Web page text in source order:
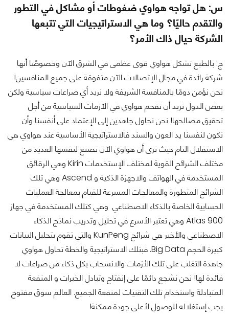
س: هل تواجه هواوي ضغوطات أو مشاكل في التطور
والتقدم حاليًا؟ وما هي الاستراتيجيات التي تتبعها
الشركة حيال ذاك الأمر؟
ج: بالطبع تشكل هواوي قوى عظمى في الشرق الآن وخصوصًا أنها
شركة رائدة في مجال الإتصالات الآن متفوقة على جميع المنافسين!
نحن نؤمن دومًا بالمنافسة الشريفة ولا نريد أي صراعات سياسية ولكن
بعض الدول تريد أن تقحم هواوي في الأزمات السياسية من أجل
تحقيق مصالحها! نحن نحاول جاهدين إلى الإعتماد على أنفسنا وأن
نكون لنفسنا يد العون والسند فالاستراتيجية الأساسية عند هواوي هي
الاستقلال التام حيث ترى أن هواوي الآن تصنع لنفسها العديد من
مختلف الشرائح القوية لمختلف الإستخدمات Kirin وهي الرقائق
المستخدمة في الهواتف والاجهزة الذكية و Ascend وهي تلك
الشرائح المتطورة والمعالجات المسرعة للقيام بمعالجة العمليات
الحسابية الخاصة بالذكاء الاصطناعي وهي كتلك المستخدمة في جهاز
Atlas 900 وهي تعتبر الأسرع في تحليل وتدريب نماذج الذكاء
الاصطناعي والأخير هي شرائح KunPeng والتي تقوم بتحليل البيانات
كبيرة الحجم Big Data. فبتلك الاستراتيجية والخطة تحاول هواوي
جاهدة التغلب على تلك الأزمات والانسحاب بكل ذكاء من صراعات لا
فائدة لها! نحن نشجع دائمًا على إنفتاح وتبادل الخبرات و المنفعة
المتبادلة واستخدام تلك التقنيات لمنفعة الجميع. العالم سوق مفتوح
يجب إستغلاله للوصول لأعلى جودة ممكنة!